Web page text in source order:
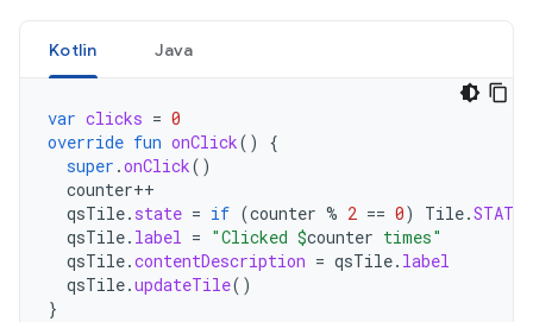
Kotlin Java
var clicks = 0
override fun onClick()
{
super .onClick()
counter++
qsTile. state = if (counter % 2 == 0) Tile.
qsTile. label = "Clicked $counter times"
qsTile.contentDescription = qsTile. label
qsTile.updateTile()
}